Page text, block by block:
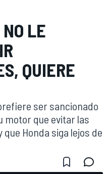
LE
QUIERE
ser sancionado
motor que evitar las
Honda siga lejos de